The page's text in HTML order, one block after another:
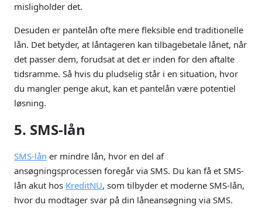
misligholder det.
Desuden er pantelån ofte mere fleksible end traditionelle
lån. Det betyder, at låntageren kan tilbagebetale lånet, når
det passer dem, forudsat at det er inden for den aftalte
tidsramme. Så hvis du pludselig står i en situation, hvor
du mangler penge akut, kan et pantelån være potentiel
løsning.
5. SMS-lån
SMS-lån er mindre lån, hvor en del af
ansøgningsprocessen foregår via SMS. Du kan få et SMS-
lån akut hos KreditNU, som tilbyder et moderne SMS-lån,
hvor du modtager svar på din låneansøgning via SMS.